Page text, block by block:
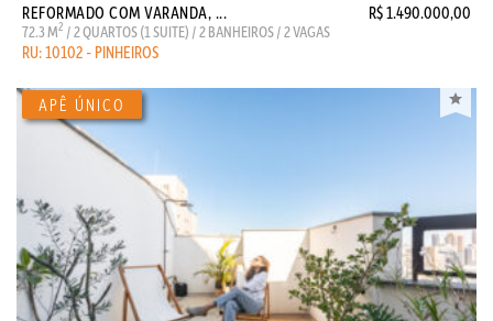
REFORMADO COM VARANDA, ... R$ 1.490.000,00
72.3 M2 / 2 QUARTOS (1 SUITE) / 2 BANHEIROS / 2 VAGAS
RU: 10102 - PINHEIROS